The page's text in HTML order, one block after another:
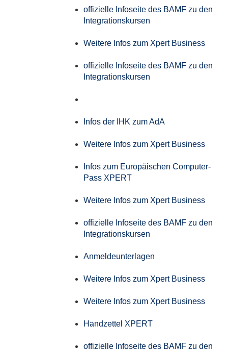
offizielle Infoseite des BAMF zu den
Integrationskursen
Weitere Infos zum Xpert Business
offizielle Infoseite des BAMF zu den
Integrationskursen
Infos der IHK zum AdA
Weitere Infos zum Xpert Business
Infos zum Europäischen Computer-
Pass XPERT
Weitere Infos zum Xpert Business
offizielle Infoseite des BAMF zu den
Integrationskursen
Anmeldeunterlagen
Weitere Infos zum Xpert Business
Weitere Infos zum Xpert Business
Handzettel XPERT
offizielle Infoseite des BAMF zu den